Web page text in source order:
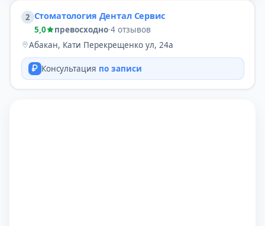
2 Стоматология Дентал Сервис
5,0 превосходно·4 отзывов
Абакан, Кати Перекрещенко ул, 24а
Консультация по записи